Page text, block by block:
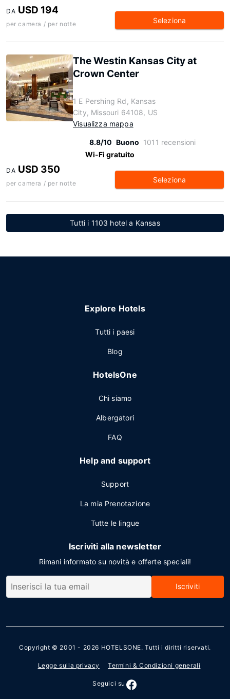
DA USD 194
per camera / per notte Seleziona
The Westin Kansas City at
Crown Center
1 E Pershing Rd, Kansas
City, Missouri 64108, US
Visualizza mappa
8.8/10 Buono 1011 recensioni
Wi-Fi gratuito
DA USD 350
per camera / per notte Seleziona
Tutti i 1103 hotel a Kansas
Explore Hotels
Tutti i paesi
Blog
HotelsOne
Chi siamo
Albergatori
FAQ
Help and support
Support
La mia Prenotazione
Tutte le lingue
Iscriviti alla newsletter
Rimani informato su novità e offerte speciali!
Iscriviti
Copyright © 2001 - 2026 HOTELSONE. Tutti i diritti riservati.
Legge sulla privacy Termini & Condizioni generali
Seguici su